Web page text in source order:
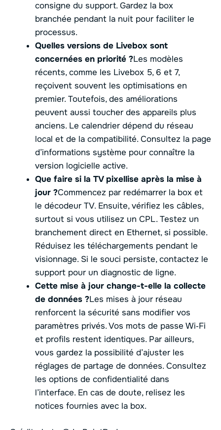
consigne du support. Gardez la box
branchée pendant la nuit pour faciliter le
processus.
Quelles versions de Livebox sont
concernées en priorité ?Les modèles
récents, comme les Livebox 5, 6 et 7,
reçoivent souvent les optimisations en
premier. Toutefois, des améliorations
peuvent aussi toucher des appareils plus
anciens. Le calendrier dépend du réseau
local et de la compatibilité. Consultez la page
d’informations système pour connaître la
version logicielle active.
Que faire si la TV pixellise après la mise à
jour ?Commencez par redémarrer la box et
le décodeur TV. Ensuite, vérifiez les câbles,
surtout si vous utilisez un CPL. Testez un
branchement direct en Ethernet, si possible.
Réduisez les téléchargements pendant le
visionnage. Si le souci persiste, contactez le
support pour un diagnostic de ligne.
Cette mise à jour change-t-elle la collecte
de données ?Les mises à jour réseau
renforcent la sécurité sans modifier vos
paramètres privés. Vos mots de passe Wi‑Fi
et profils restent identiques. Par ailleurs,
vous gardez la possibilité d’ajuster les
réglages de partage de données. Consultez
les options de confidentialité dans
l’interface. En cas de doute, relisez les
notices fournies avec la box.